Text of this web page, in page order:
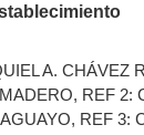
A. CHÁVEZ
REF 2:
REF 3: